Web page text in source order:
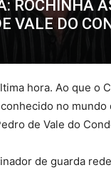
ROCHINHA
VALE DO
hora. Ao que o
no mundo
de Vale do
de guarda